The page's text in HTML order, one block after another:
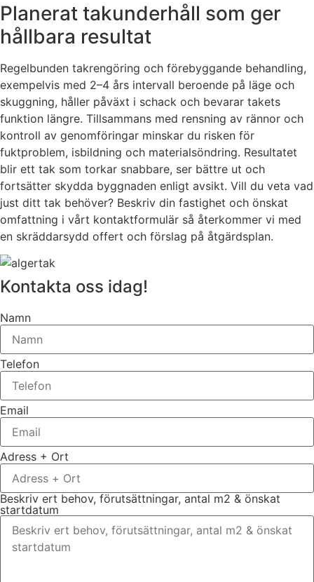
Planerat takunderhåll som ger
hållbara resultat
Regelbunden takrengöring och förebyggande behandling,
exempelvis med 2–4 års intervall beroende på läge och
skuggning, håller påväxt i schack och bevarar takets
funktion längre. Tillsammans med rensning av rännor och
kontroll av genomföringar minskar du risken för
fuktproblem, isbildning och materialsöndring. Resultatet
blir ett tak som torkar snabbare, ser bättre ut och
fortsätter skydda byggnaden enligt avsikt. Vill du veta vad
just ditt tak behöver? Beskriv din fastighet och önskat
omfattning i vårt kontaktformulär så återkommer vi med
en skräddarsydd offert och förslag på åtgärdsplan.
Kontakta oss idag!
Namn
Telefon
Email
Adress + Ort
Beskriv ert behov, förutsättningar, antal m2 & önskat
startdatum